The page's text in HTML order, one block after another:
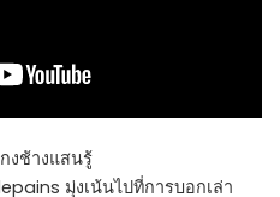
กงช้างแสนรู้
มุ่งเน้นไปที่การบอกเล่า